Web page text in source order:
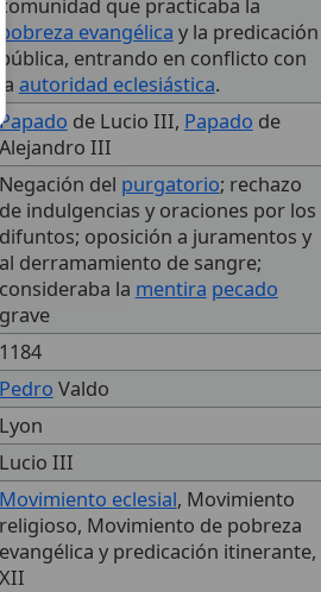
comunidad que practicaba la
pobreza evangélica y la predicación
pública, entrando en conflicto con
la autoridad eclesiástica.
de Lucio III, Papado de
Alejandro III
Negación del purgatorio; rechazo
de indulgencias y oraciones por los
difuntos; oposición a juramentos y
al derramamiento de sangre;
consideraba la mentira pecado
grave
1184
Pedro Valdo
Lyon
Lucio III
Movimiento eclesial, Movimiento
religioso, Movimiento de pobreza
evangélica y predicación itinerante,
XII